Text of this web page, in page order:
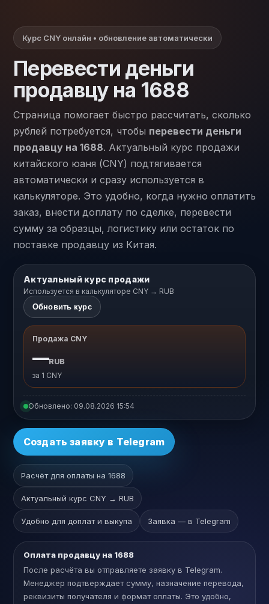
Курс CNY онлайн • обновление автоматически
Перевести деньги
продавцу на 1688
Страница помогает быстро рассчитать, сколько
рублей потребуется, чтобы перевести деньги
продавцу на 1688. Актуальный курс продажи
китайского юаня (CNY) подтягивается
автоматически и сразу используется в
калькуляторе. Это удобно, когда нужно оплатить
заказ, внести доплату по сделке, перевести
сумму за образцы, логистику или остаток по
поставке продавцу из Китая.
Актуальный курс продажи
Используется в калькуляторе CNY → RUB
Обновить курс
Продажа CNY
—RUB
за 1 CNY
Обновлено: 09.08.2026 15:54
Создать заявку в Telegram
Расчёт для оплаты на 1688
Актуальный курс CNY → RUB
Удобно для доплат и выкупа Заявка — в Telegram
Оплата продавцу на 1688
После расчёта вы отправляете заявку в Telegram.
Менеджер подтверждает сумму, назначение перевода,
реквизиты получателя и формат оплаты. Это удобно,